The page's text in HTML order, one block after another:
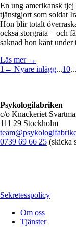
En ung amerikansk
tjänstgjort som soldat
Hon blir totalt
också storgråta – och
saknad hon känt
Läs mer →
1 ← Nyare inlägg...10...
Psykologifabriken
c/o Knackeriet
111 29 Stockholm
0739 69 66 25 (skicka
Sekretesspolicy
Om oss
Tjänster